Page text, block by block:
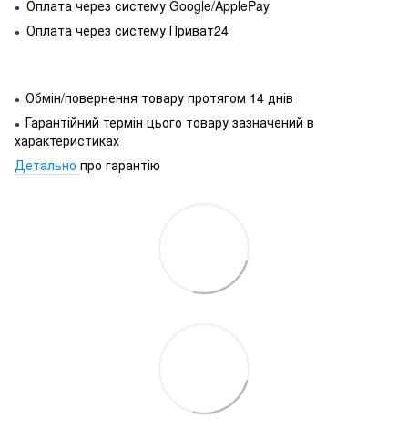
● Оплата через систему Google/ApplePay
● Оплата через систему Приват24
● Обмін/повернення товару протягом 14 днів
● Гарантійний термін цього товару зазначений в
характеристиках
Детально про гарантію